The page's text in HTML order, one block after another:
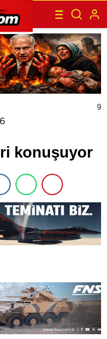
9
konuşuyor